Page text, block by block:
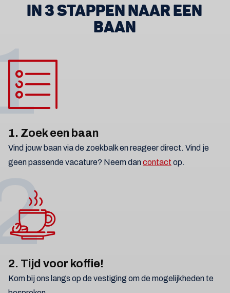
IN 3 STAPPEN NAAR EEN
BAAN
1. Zoek een baan
Vind jouw baan via de zoekbalk en reageer direct. Vind je
geen passende vacature? Neem dancontact op.
2. Tijd voor koffie!
Kom bij ons langs op de vestiging om de mogelijkheden te